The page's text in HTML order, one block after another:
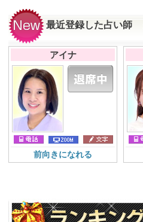
最近登録した占い師
アイナ
前向きになれる